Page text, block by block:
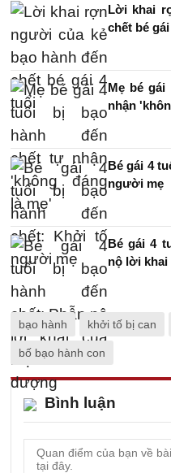
Lời khai
chết bé
Mẹ bé
nhận
Bé gái 4
người mẹ
Bé gái 4
nộ lời khai
bạo hành khởi tố bị can
bố bạo hành con
Bình luận